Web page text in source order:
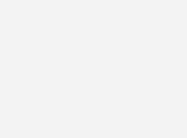
GESCHENKE, WOHNACCESSOIRES UND
AN GLÜCKWUNSCHKARTEN